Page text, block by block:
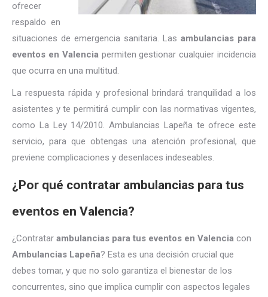
ofrecer
respaldo en
situaciones de emergencia sanitaria. Las ambulancias para
eventos en Valenciapermiten gestionar cualquier incidencia
que ocurra en una multitud.
La respuesta rápida y profesional brindará tranquilidad a los
asistentes y te permitirá cumplir con las normativas vigentes,
como La Ley 14/2010. Ambulancias Lapeña te ofrece este
servicio, para que obtengas una atención profesional, que
previene complicaciones y desenlaces indeseables.
¿Por qué contratar ambulancias para tus
eventos en Valencia?
¿Contratar ambulancias para tus eventos en Valencia con
Ambulancias Lapeña? Esta es una decisión crucial que
debes tomar, y que no solo garantiza el bienestar de los
concurrentes, sino que implica cumplir con aspectos legales